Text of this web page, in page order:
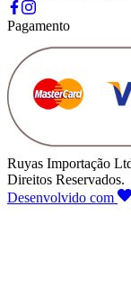
Pagamento
Ruyas Importação
Direitos Reservados.
Desenvolvido com